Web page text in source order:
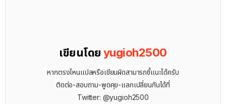
เขียนโดยyugioh2500
หากตรงไหนแปลหรือเขียนผิดสามารถชี้แนะได้ครับ
ติดต่อ-สอบถาม-พูดคุย-แลกเปลี่ยนกันได้ที่
Twitter: @yugioh2500